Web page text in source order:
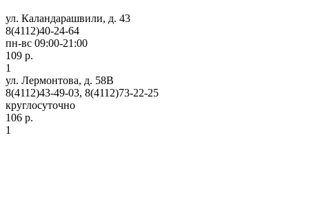
ул. Каландарашвили, д. 43
8(4112)40-24-64
пн-вс 09:00-21:00
109 р.
1
ул. Лермонтова, д. 58В
8(4112)43-49-03, 8(4112)73-22-25
круглосуточно
106 р.
1